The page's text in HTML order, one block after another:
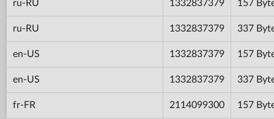
ru-RU 1332837379 157
ru-RU 1332837379 337
en-US 1332837379 157
en-US 1332837379 337
fr-FR 2114099300 157